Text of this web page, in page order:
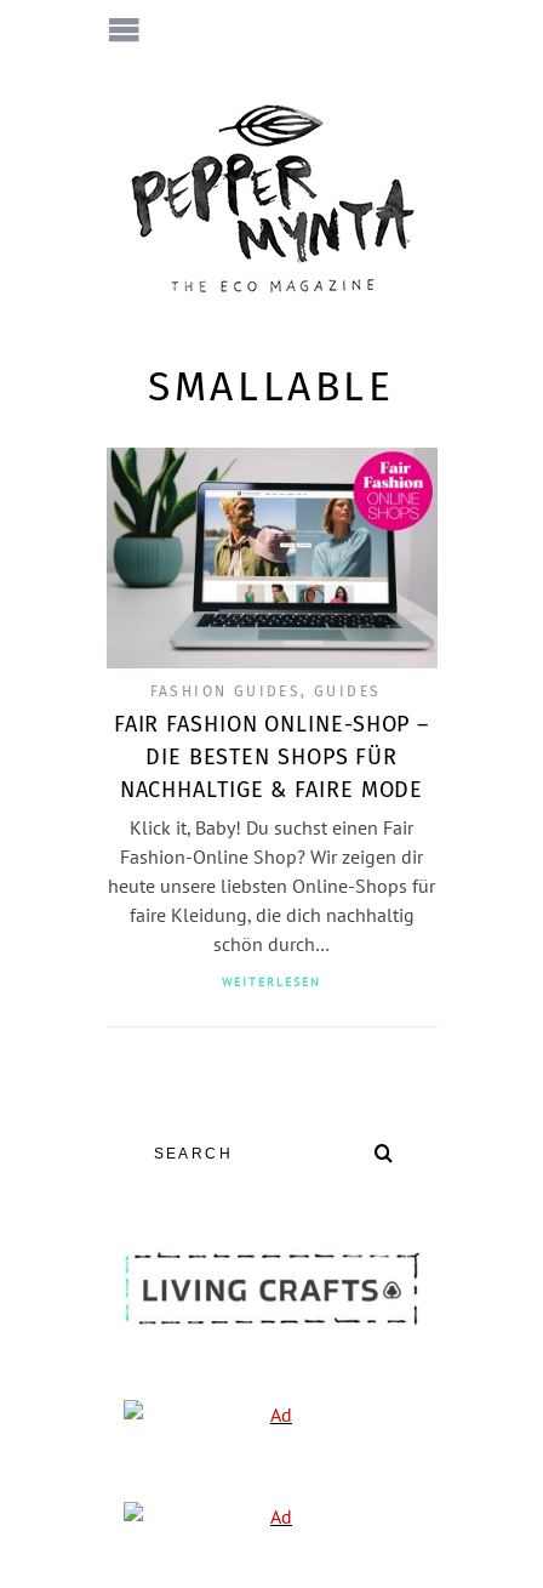
SMALLABLE
FASHION GUIDES, GUIDES
FAIR FASHION ONLINE-SHOP –
DIE BESTEN SHOPS FÜR
NACHHALTIGE & FAIRE MODE
Klick it, Baby! Du suchst einen Fair
Fashion-Online Shop? Wir zeigen dir
heute unsere liebsten Online-Shops für
faire Kleidung, die dich nachhaltig
schön durch…
WEITERLESEN